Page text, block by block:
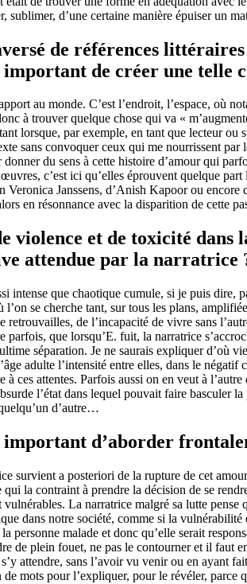
sublimer, d’une certaine manière épuiser un
de références
de créer une telle
au monde. C’est l’endroit, l’espace, où
à trouver quelque chose qui va «
lorsque, par exemple, en tant que lecteur ou
sans convoquer ceux qui me nourrissent
du sens à cette histoire d’amour qui
œuvres, c’est ici qu’elles éprouvent quelque
Veronica Janssens, d’Anish Kapoor ou
en résonnance avec la disparition de cette
violence et de toxicité dans
attendue par la narratrice
intense que chaotique cumule, si je puis dire,
l’on se cherche tant, sur tous les plans,
retrouvailles, de l’incapacité de vivre sans
parfois, que lorsqu’E. fuit, la narratrice
séparation. Je ne saurais expliquer
adulte l’intensité entre elles, dans le
à ces attentes. Parfois aussi on en veut à
l’état dans lequel pouvait faire basculer
d’autre…
d’aborder
survient a posteriori de la rupture de cet
la contraint à prendre la décision de se
La narratrice malgré sa lutte
dans notre société, comme si la
personne malade et donc qu’elle serait
de plein fouet, ne pas le contourner et il faut
attendre, sans l’avoir vu venir ou en ayant
mots pour l’expliquer, pour le révéler, parce